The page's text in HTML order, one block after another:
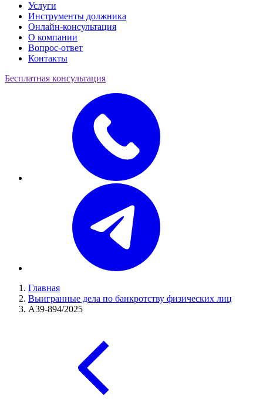
Услуги
Инструменты должника
Онлайн-консультация
О компании
Вопрос-ответ
Контакты
Бесплатная консультация
Главная
Выигранные дела по банкротству физических лиц
А39-894/2025